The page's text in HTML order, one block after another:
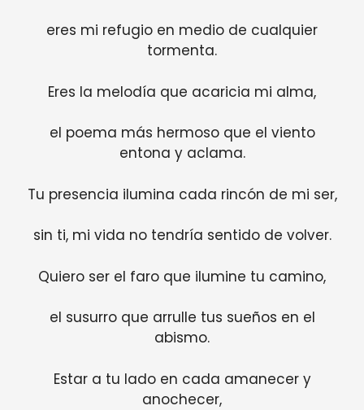
eres mi refugio en medio de cualquier
tormenta.
Eres la melodía que acaricia mi alma,
el poema más hermoso que el viento
entona y aclama.
Tu presencia ilumina cada rincón de mi ser,
sin ti, mi vida no tendría sentido de volver.
Quiero ser el faro que ilumine tu camino,
el susurro que arrulle tus sueños en el
abismo.
Estar a tu lado en cada amanecer y
anochecer,